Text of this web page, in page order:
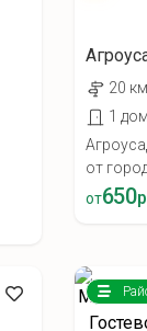
20
1
от
от650